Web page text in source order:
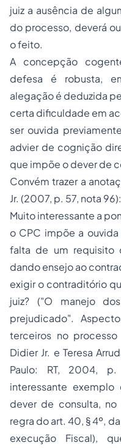
juiz a ausência de
do processo, deverá
o feito.
A concepção
defesa é robusta,
alegação é deduzida
certa dificuldade em
ser ouvida
advier de cognição
que impõe o dever de
Convém trazer a
Jr. (2007, p. 57, nota 96):
Muito interessante a
o CPC impõe a
falta de um requisito
dando ensejo ao
exigir o contraditório
juiz? ("O manejo
prejudicado".
terceiros no
Didier Jr. e Teresa
Paulo: RT, 2004,
interessante
dever de consulta,
regra do art. 40, § 4º,
execução Fiscal),